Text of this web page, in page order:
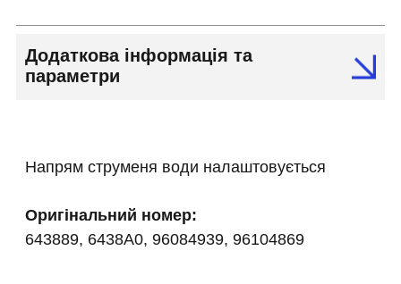
Додаткова інформація та
параметри
Напрям струменя води налаштовується
Оригінальний номер:
643889, 6438A0, 96084939, 96104869